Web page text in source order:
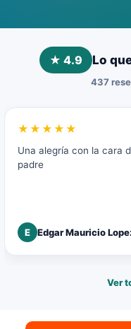
★ 4.9 Lo
437
★★★★★
Una alegría con la cara
padre
E Edgar Mauricio
Ver